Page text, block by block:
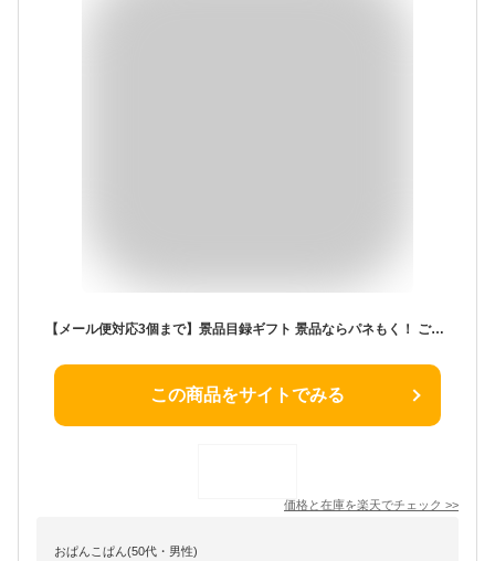
【メール便対応3個まで】景品目録ギフト 景品ならパネもく！ ご当地B級グルメ！浜松餃子（A4パネル付 目録） 結婚式 2次会 ゴルフコンペ ビンゴ 抽選会 くじ引き 賞品 景品パーク【景品ギフト券 パネル付き】 km-hgz15-rb
この商品をサイトでみる
価格と在庫を楽天でチェック >>
おぱんこぱん(50代・男性)